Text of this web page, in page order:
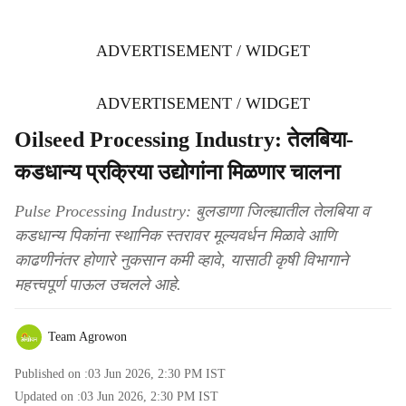
ADVERTISEMENT / WIDGET
ADVERTISEMENT / WIDGET
Oilseed Processing Industry: तेलबिया-
कडधान्य प्रक्रिया उद्योगांना मिळणार चालना
Pulse Processing Industry: बुलडाणा जिल्ह्यातील तेलबिया व
कडधान्य पिकांना स्थानिक स्तरावर मूल्यवर्धन मिळावे आणि
काढणीनंतर होणारे नुकसान कमी व्हावे, यासाठी कृषी विभागाने
महत्त्वपूर्ण पाऊल उचलले आहे.
Team Agrowon
Published on :03 Jun 2026, 2:30 PM IST
Updated on :03 Jun 2026, 2:30 PM IST